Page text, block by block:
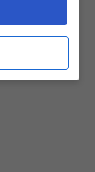
(foto ANSA)